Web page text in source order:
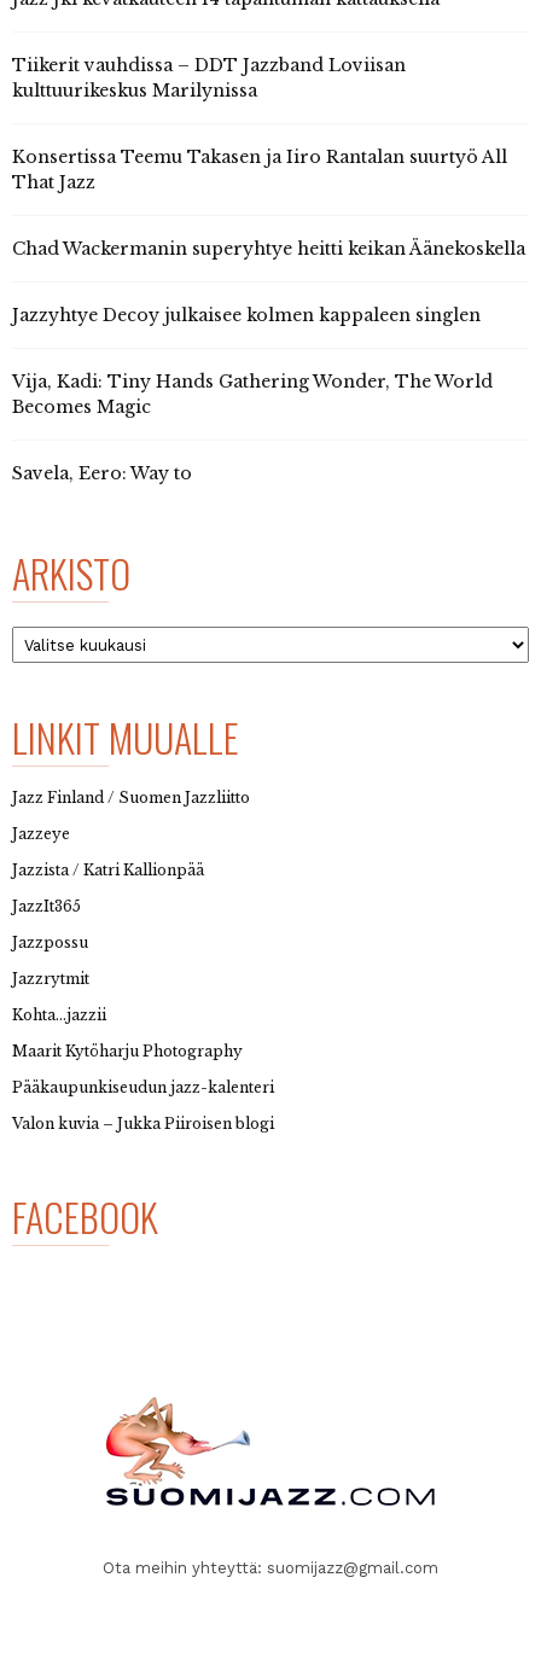
Tiikerit vauhdissa – DDT Jazzband Loviisan
kulttuurikeskus Marilynissa
Konsertissa Teemu Takasen ja Iiro Rantalan suurtyö All
That Jazz
Chad Wackermanin superyhtye heitti keikan Äänekoskella
Jazzyhtye Decoy julkaisee kolmen kappaleen singlen
Vija, Kadi: Tiny Hands Gathering Wonder, The World
Becomes Magic
Savela, Eero: Way to
ARKISTO
Arkisto
LINKIT MUUALLE
Jazz Finland / Suomen Jazzliitto
Jazzeye
Jazzista / Katri Kallionpää
JazzIt365
Jazzpossu
Jazzrytmit
Kohta…jazzii
Maarit Kytöharju Photography
Pääkaupunkiseudun jazz-kalenteri
Valon kuvia – Jukka Piiroisen blogi
FACEBOOK
Ota meihin yhteyttä: suomijazz@gmail.com